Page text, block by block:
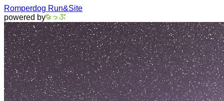
Romperdog Run&Site
powered by